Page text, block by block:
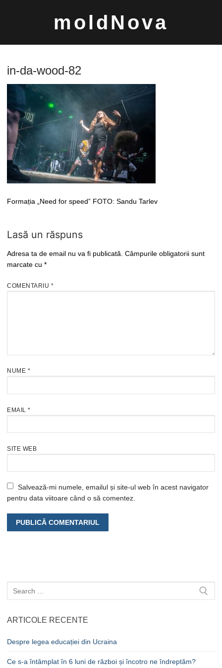
moldNova
Caută
după:
in-da-wood-82
Formația „Need for speed” FOTO: Sandu Tarlev
Lasă un răspuns
Adresa ta de email nu va fi publicată. Câmpurile obligatorii sunt
marcate cu *
COMENTARIU *
NUME *
EMAIL *
SITE WEB
Salvează-mi numele, emailul și site-ul web în acest navigator
pentru data viitoare când o să comentez.
Caută
după:
ARTICOLE RECENTE
Despre legea educației din Ucraina
Ce s-a întâmplat în 6 luni de război și încotro ne îndreptăm?